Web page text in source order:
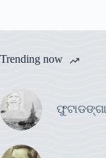
Trending now